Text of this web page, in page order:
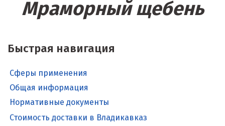
Мраморный щебень
Быстрая навигация
Сферы применения
Общая информация
Нормативные документы
Стоимость доставки в Владикавказ